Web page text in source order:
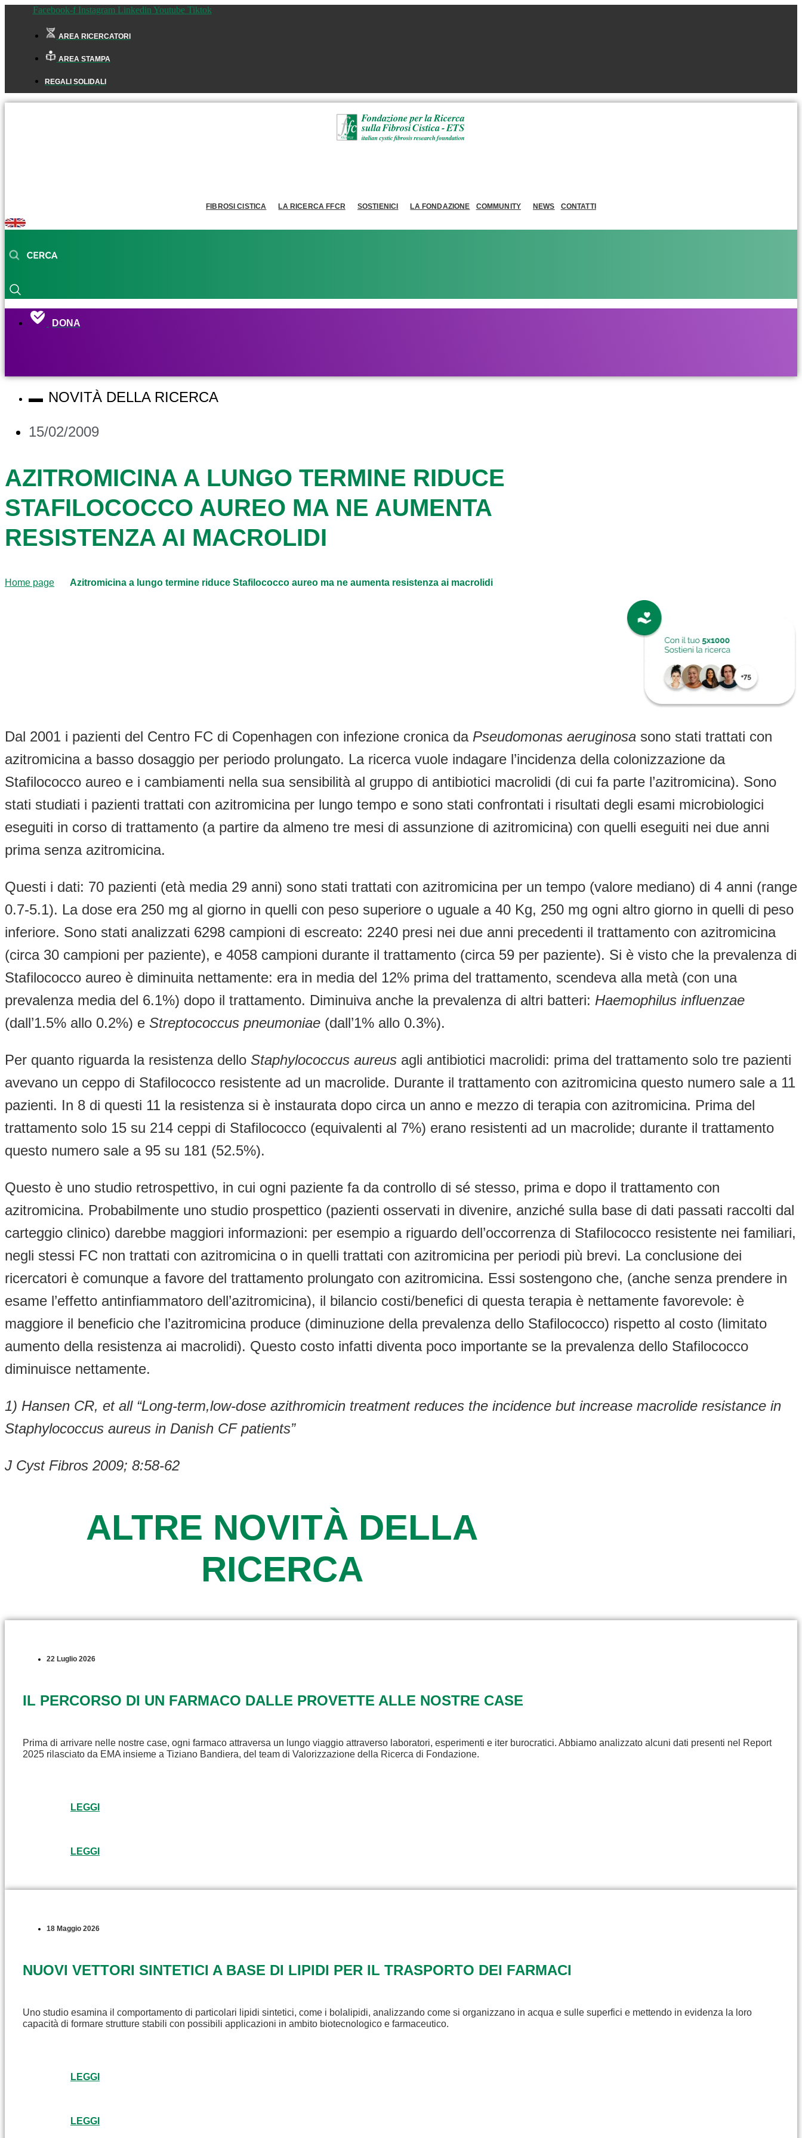
Facebook-f Instagram Linkedin Youtube Tiktok
AREA RICERCATORI
AREA STAMPA
REGALI SOLIDALI
FIBROSI CISTICA LA RICERCA FFCR SOSTIENICI LA FONDAZIONE COMMUNITY NEWS CONTATTI
DONA
NOVITÀ DELLA RICERCA
15/02/2009
AZITROMICINA A LUNGO TERMINE RIDUCE
STAFILOCOCCO AUREO MA NE AUMENTA
RESISTENZA AI MACROLIDI
Home page Azitromicina a lungo termine riduce Stafilococco aureo ma ne aumenta resistenza ai macrolidi
Dal 2001 i pazienti del Centro FC di Copenhagen con infezione cronica da Pseudomonas aeruginosa sono stati trattati con
azitromicina a basso dosaggio per periodo prolungato. La ricerca vuole indagare l’incidenza della colonizzazione da
Stafilococco aureo e i cambiamenti nella sua sensibilità al gruppo di antibiotici macrolidi (di cui fa parte l’azitromicina). Sono
stati studiati i pazienti trattati con azitromicina per lungo tempo e sono stati confrontati i risultati degli esami microbiologici
eseguiti in corso di trattamento (a partire da almeno tre mesi di assunzione di azitromicina) con quelli eseguiti nei due anni
prima senza azitromicina.
Questi i dati: 70 pazienti (età media 29 anni) sono stati trattati con azitromicina per un tempo (valore mediano) di 4 anni (range
0.7-5.1). La dose era 250 mg al giorno in quelli con peso superiore o uguale a 40 Kg, 250 mg ogni altro giorno in quelli di peso
inferiore. Sono stati analizzati 6298 campioni di escreato: 2240 presi nei due anni precedenti il trattamento con azitromicina
(circa 30 campioni per paziente), e 4058 campioni durante il trattamento (circa 59 per paziente). Si è visto che la prevalenza di
Stafilococco aureo è diminuita nettamente: era in media del 12% prima del trattamento, scendeva alla metà (con una
prevalenza media del 6.1%) dopo il trattamento. Diminuiva anche la prevalenza di altri batteri: Haemophilus influenzae
(dall’1.5% allo 0.2%) e Streptococcus pneumoniae (dall’1% allo 0.3%).
Per quanto riguarda la resistenza dello Staphylococcus aureus agli antibiotici macrolidi: prima del trattamento solo tre pazienti
avevano un ceppo di Stafilococco resistente ad un macrolide. Durante il trattamento con azitromicina questo numero sale a 11
pazienti. In 8 di questi 11 la resistenza si è instaurata dopo circa un anno e mezzo di terapia con azitromicina. Prima del
trattamento solo 15 su 214 ceppi di Stafilococco (equivalenti al 7%) erano resistenti ad un macrolide; durante il trattamento
questo numero sale a 95 su 181 (52.5%).
Questo è uno studio retrospettivo, in cui ogni paziente fa da controllo di sé stesso, prima e dopo il trattamento con
azitromicina. Probabilmente uno studio prospettico (pazienti osservati in divenire, anziché sulla base di dati passati raccolti dal
carteggio clinico) darebbe maggiori informazioni: per esempio a riguardo dell’occorrenza di Stafilococco resistente nei familiari,
negli stessi FC non trattati con azitromicina o in quelli trattati con azitromicina per periodi più brevi. La conclusione dei
ricercatori è comunque a favore del trattamento prolungato con azitromicina. Essi sostengono che, (anche senza prendere in
esame l’effetto antinfiammatoro dell’azitromicina), il bilancio costi/benefici di questa terapia è nettamente favorevole: è
maggiore il beneficio che l’azitromicina produce (diminuzione della prevalenza dello Stafilococco) rispetto al costo (limitato
aumento della resistenza ai macrolidi). Questo costo infatti diventa poco importante se la prevalenza dello Stafilococco
diminuisce nettamente.
1) Hansen CR, et all “Long-term,low-dose azithromicin treatment reduces the incidence but increase macrolide resistance in
Staphylococcus aureus in Danish CF patients”
J Cyst Fibros 2009; 8:58-62
ALTRE NOVITÀ DELLA
RICERCA
22 Luglio 2026
IL PERCORSO DI UN FARMACO DALLE PROVETTE ALLE NOSTRE CASE
Prima di arrivare nelle nostre case, ogni farmaco attraversa un lungo viaggio attraverso laboratori, esperimenti e iter burocratici. Abbiamo analizzato alcuni dati presenti nel Report
2025 rilasciato da EMA insieme a Tiziano Bandiera, del team di Valorizzazione della Ricerca di Fondazione.
LEGGI
LEGGI
18 Maggio 2026
NUOVI VETTORI SINTETICI A BASE DI LIPIDI PER IL TRASPORTO DEI FARMACI
Uno studio esamina il comportamento di particolari lipidi sintetici, come i bolalipidi, analizzando come si organizzano in acqua e sulle superfici e mettendo in evidenza la loro
capacità di formare strutture stabili con possibili applicazioni in ambito biotecnologico e farmaceutico.
LEGGI
LEGGI